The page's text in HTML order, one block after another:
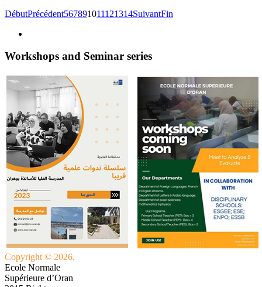
DébutPrécédent567891011121314SuivantFin
Workshops and Seminar series
Copyright © 2026.
Ecole Normale
Supérieure d’Oran